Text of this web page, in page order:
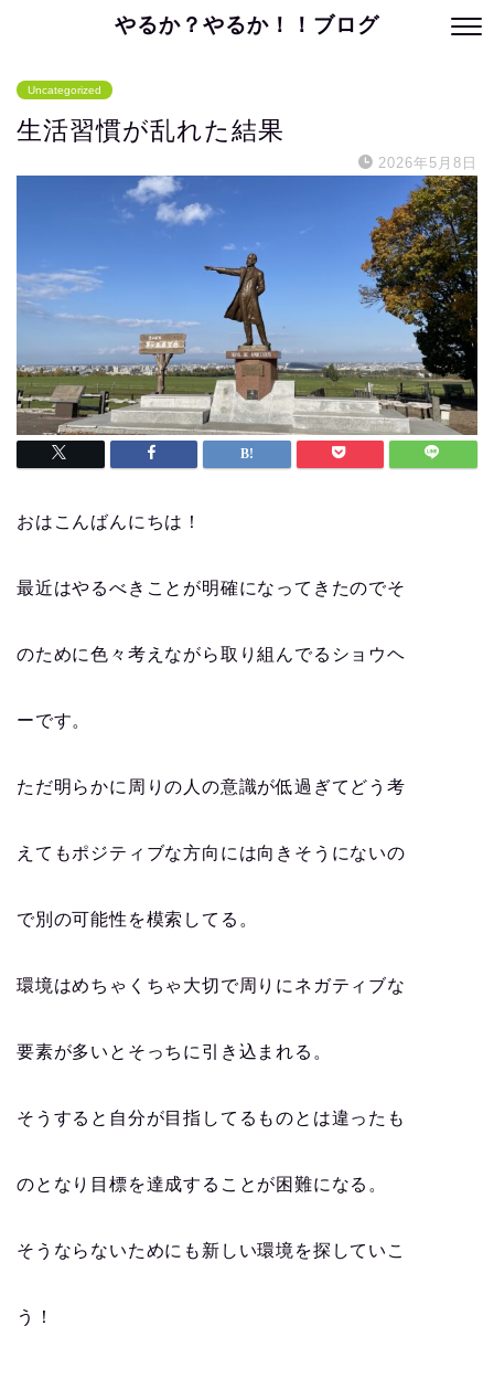
やるか？やるか！！ブログ
Uncategorized
生活習慣が乱れた結果
2026年5月8日
おはこんばんにちは！
最近はやるべきことが明確になってきたのでそ
のために色々考えながら取り組んでるショウヘ
ーです。
ただ明らかに周りの人の意識が低過ぎてどう考
えてもポジティブな方向には向きそうにないの
で別の可能性を模索してる。
環境はめちゃくちゃ大切で周りにネガティブな
要素が多いとそっちに引き込まれる。
そうすると自分が目指してるものとは違ったも
のとなり目標を達成することが困難になる。
そうならないためにも新しい環境を探していこ
う！